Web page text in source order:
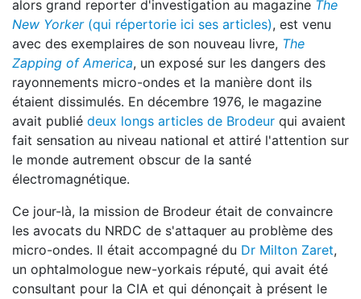
alors grand reporter d'investigation au magazine The
New Yorker (qui répertorie ici ses articles), est venu
avec des exemplaires de son nouveau livre, The
Zapping of America, un exposé sur les dangers des
rayonnements micro-ondes et la manière dont ils
étaient dissimulés. En décembre 1976, le magazine
avait publié deux longs articles de Brodeur qui avaient
fait sensation au niveau national et attiré l'attention sur
le monde autrement obscur de la santé
électromagnétique.
Ce jour-là, la mission de Brodeur était de convaincre
les avocats du NRDC de s'attaquer au problème des
micro-ondes. Il était accompagné du Dr Milton Zaret,
un ophtalmologue new-yorkais réputé, qui avait été
consultant pour la CIA et qui dénonçait à présent le